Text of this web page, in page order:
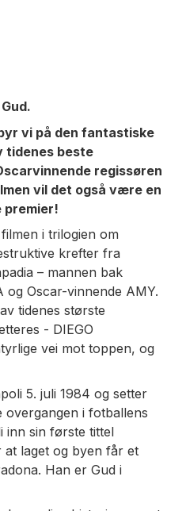
vi på den fantastiske
tidenes beste
regissøren
vil det også være en
premier!
i trilogien om
krefter fra
– mannen bak
og Oscar-vinnende AMY.
tidenes største
- DIEGO
vei mot toppen, og
5. juli 1984 og setter
i fotballens
inn sin første tittel
laget og byen får et
Han er Gud i